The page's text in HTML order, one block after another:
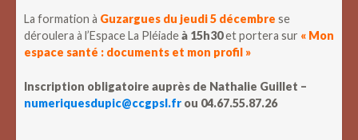
La formation à Guzargues du jeudi 5 décembre se
déroulera à l’Espace La Pléiadeà 15h30et portera sur « Mon
espace santé : documents et mon profil »
Inscription obligatoire auprès de Nathalie Guillet –
numeriquesdupic@ccgpsl.fr ou 04.67.55.87.26